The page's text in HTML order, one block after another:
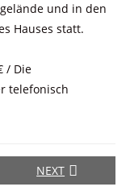
und in den
Hauses statt.
/ Die
telefonisch
NEXT